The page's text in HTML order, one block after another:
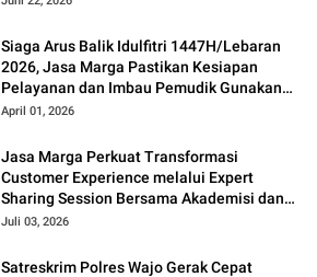
Siaga Arus Balik Idulfitri 1447H/Lebaran
2026, Jasa Marga Pastikan Kesiapan
Pelayanan dan Imbau Pemudik Gunakan
Rest Area Alternatif
April 01, 2026
Jasa Marga Perkuat Transformasi
Customer Experience melalui Expert
Sharing Session Bersama Akademisi dan
Praktisi
Juli 03, 2026
Satreskrim Polres Wajo Gerak Cepat